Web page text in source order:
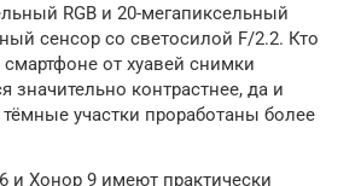
RGB и 20-мегапиксельный
сенсор со светосилой F/2.2. Кто
от хуавей снимки
значительно контрастнее, да и
участки проработаны более
и Хонор 9 имеют практически